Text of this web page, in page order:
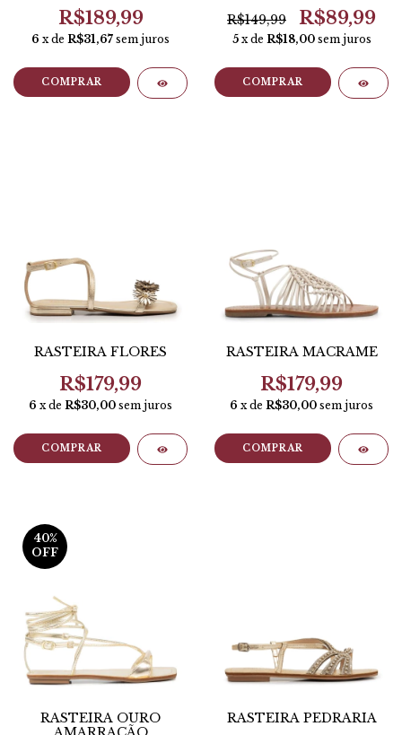
R$189,99
6 x de R$31,67 sem juros
COMPRAR
R$149,99 R$89,99
5 x de R$18,00 sem juros
COMPRAR
RASTEIRA FLORES
R$179,99
6 x de R$30,00 sem juros
COMPRAR
RASTEIRA MACRAME
R$179,99
6 x de R$30,00 sem juros
COMPRAR
40%
OFF
RASTEIRA OURO
RASTEIRA PEDRARIA